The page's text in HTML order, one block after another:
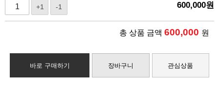
+1 -1 600,000원
총 상품 금액 600,000 원
바로 구매하기 장바구니 관심상품